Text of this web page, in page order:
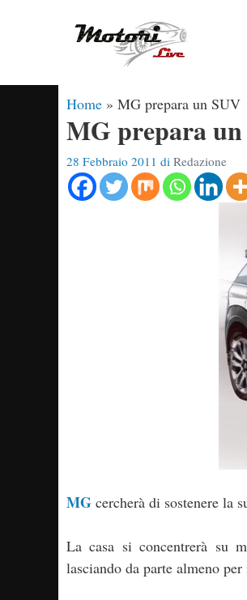
Home » MG prepara un SUV
MG prepara
28 Febbraio 2011 di Redazione
MG cercherà di sostenere la
La casa si concentrerà su
lasciando da parte almeno